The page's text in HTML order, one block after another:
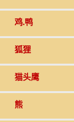
鸡.鸭
狐狸
猫头鹰
熊